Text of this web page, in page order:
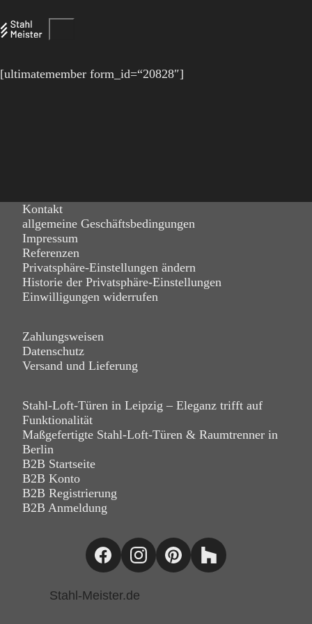
[ultimatemember form_id=“20828″]
Kontakt
allgemeine Geschäftsbedingungen
Impressum
Referenzen
Privatsphäre-Einstellungen ändern
Historie der Privatsphäre-Einstellungen
Einwilligungen widerrufen
Zahlungsweisen
Datenschutz
Versand und Lieferung
Stahl-Loft-Türen in Leipzig – Eleganz trifft auf
Funktionalität
Maßgefertigte Stahl-Loft-Türen & Raumtrenner in
Berlin
B2B Startseite
B2B Konto
B2B Registrierung
B2B Anmeldung
Stahl-Meister.de